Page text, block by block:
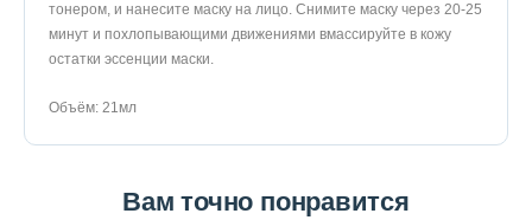
тонером, и нанесите маску на лицо. Снимите маску через 20-25
минут и похлопывающими движениями вмассируйте в кожу
остатки эссенции маски.
Объём: 21мл
Вам точно понравится